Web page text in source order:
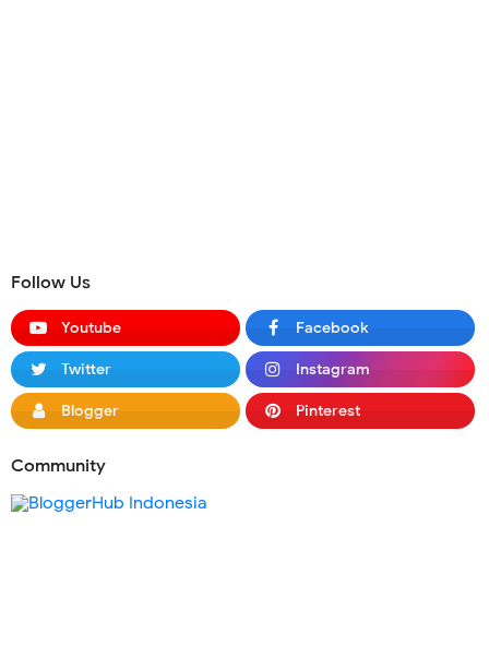
Follow Us
Youtube Facebook
Twitter Instagram
Blogger Pinterest
Community